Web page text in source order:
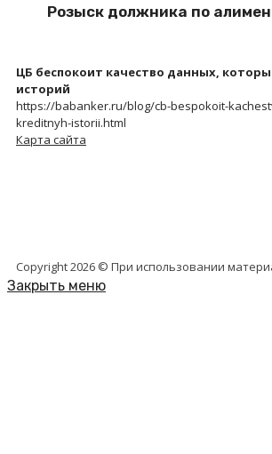
Розыск должника по
ЦБ беспокоит качество данных,
историй
https://babanker.ru/blog/cb-bespokoit-
kreditnyh-istorii.html
Карта сайта
Copyright 2026 © При использовании
Закрыть меню